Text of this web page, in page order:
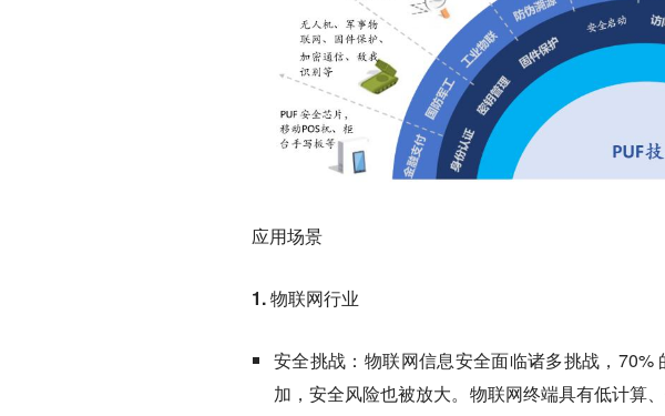
应用场景
1. 物联网行业
安全挑战： 物联网信息安全面临诸多挑战，70%
加，安全风险也被放大。物联网终端具有低计算